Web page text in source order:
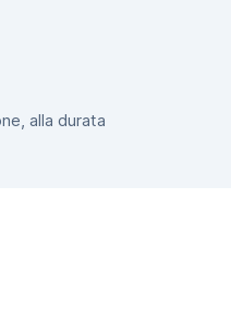
alla durata